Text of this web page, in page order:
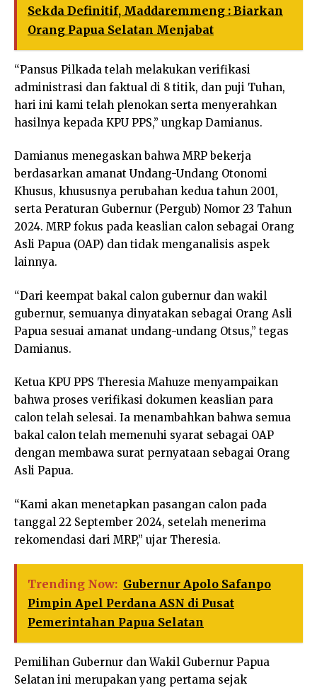
Sekda Definitif, Maddaremmeng : Biarkan
Orang Papua Selatan Menjabat
“Pansus Pilkada telah melakukan verifikasi
administrasi dan faktual di 8 titik, dan puji Tuhan,
hari ini kami telah plenokan serta menyerahkan
hasilnya kepada KPU PPS,” ungkap Damianus.
Damianus menegaskan bahwa MRP bekerja
berdasarkan amanat Undang-Undang Otonomi
Khusus, khususnya perubahan kedua tahun 2001,
serta Peraturan Gubernur (Pergub) Nomor 23 Tahun
2024. MRP fokus pada keaslian calon sebagai Orang
Asli Papua (OAP) dan tidak menganalisis aspek
lainnya.
“Dari keempat bakal calon gubernur dan wakil
gubernur, semuanya dinyatakan sebagai Orang Asli
Papua sesuai amanat undang-undang Otsus,” tegas
Damianus.
Ketua KPU PPS Theresia Mahuze menyampaikan
bahwa proses verifikasi dokumen keaslian para
calon telah selesai. Ia menambahkan bahwa semua
bakal calon telah memenuhi syarat sebagai OAP
dengan membawa surat pernyataan sebagai Orang
Asli Papua.
“Kami akan menetapkan pasangan calon pada
tanggal 22 September 2024, setelah menerima
rekomendasi dari MRP,” ujar Theresia.
Trending Now: Gubernur Apolo Safanpo
Pimpin Apel Perdana ASN di Pusat
Pemerintahan Papua Selatan
Pemilihan Gubernur dan Wakil Gubernur Papua
Selatan ini merupakan yang pertama sejak